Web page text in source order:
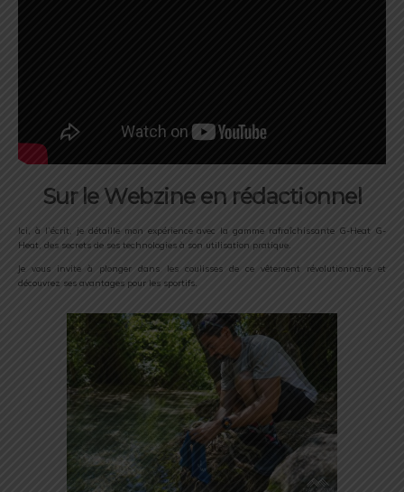
Sur le Webzine en rédactionnel
Ici, à l’écrit, je détaille mon expérience avec la gamme rafraîchissante G-Heat G-
Heat, des secrets de ses technologies à son utilisation pratique.
Je vous invite à plonger dans les coulisses de ce vêtement révolutionnaire et
découvrez ses avantages pour les sportifs.